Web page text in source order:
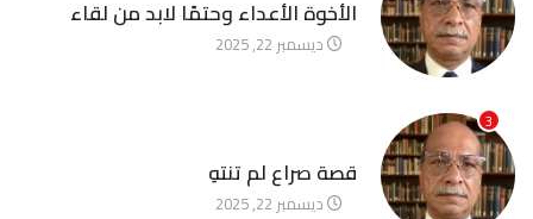
الأخوة الأعداء وحتمًا لابد من لقاء
ديسمبر 22, 2025
3
قصة صراع لم تنتهِ
ديسمبر 22, 2025